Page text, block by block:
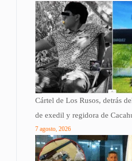
Cártel de Los Rusos, detrás
de exedil y regidora de
7 agosto, 2026